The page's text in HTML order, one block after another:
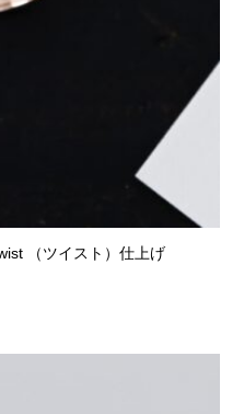
（ツイスト）仕上げ